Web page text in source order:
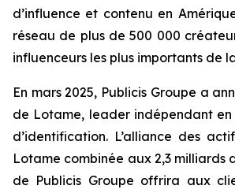
d’influence et contenu en
réseau de plus de 500 000
influenceurs les plus importants de
En mars 2025, Publicis Groupe a
de Lotame, leader indépendant
d’identification. L’alliance des
Lotame combinée aux 2,3 milliards
de Publicis Groupe offrira aux